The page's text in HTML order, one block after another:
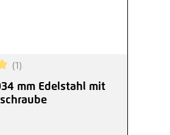
Bewertung von 5 von 5
(1)
mm Edelstahl mit